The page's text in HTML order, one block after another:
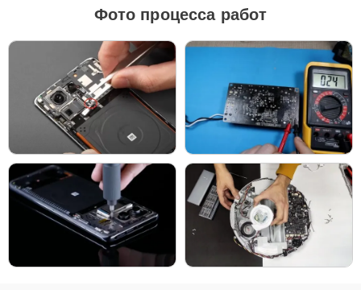
Рекомендации по выбору запчастей:
использовать на долгий срок, лучшим выбором
станут оригинальные запчасти, так как они
обеспечат полную совместимость и долгий срок
службы.
Если вы планируете обновить устройство в
ближайшее время, установка качественного
аналога позволит снизить затраты без ущерба
надежности.
Независимо от выбора, мы гарантируем высокое качество каждой
детали, будь то оригинальные компоненты или надежные аналоги
от проверенных производителей.
Для начала ремонта позвоните по телефону +7 (343) 288-39-12
или оставьтеЗаявку на сайте. Наш специалист свяжется с вами в
Фото процесса работ